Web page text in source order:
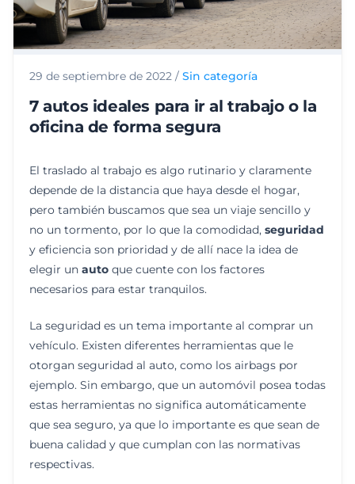
29 de septiembre de 2022 / Sin categoría
7 autos ideales para ir al trabajo o la
oficina de forma segura
El traslado al trabajo es algo rutinario y claramente
depende de la distancia que haya desde el hogar,
pero también buscamos que sea un viaje sencillo y
no un tormento, por lo que la comodidad, seguridad
y eficiencia son prioridad y de allí nace la idea de
elegir un auto que cuente con los factores
necesarios para estar tranquilos.
La seguridad es un tema importante al comprar un
vehículo. Existen diferentes herramientas que le
otorgan seguridad al auto, como los airbags por
ejemplo. Sin embargo, que un automóvil posea todas
estas herramientas no significa automáticamente
que sea seguro, ya que lo importante es que sean de
buena calidad y que cumplan con las normativas
respectivas.